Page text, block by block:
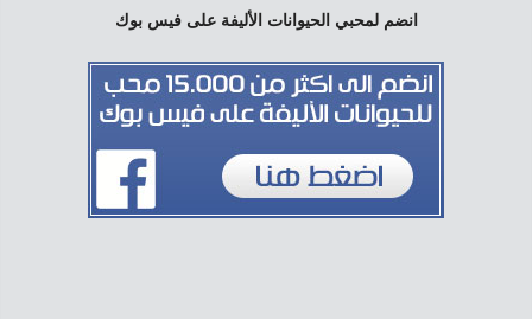
انضم لمحبي الحيوانات الأليفة على فيس بوك